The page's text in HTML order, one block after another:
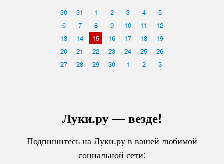
Луки.ру — везде!
Подпишитесь на Луки.ру в вашей любимой
социальной сети:
30 31 1 2 3 4
5
6
7 8 9 10 11
12
13
14 15 16 17 18
19
20
21 22 23 24 25
26
27
28 29 30 1 2 3